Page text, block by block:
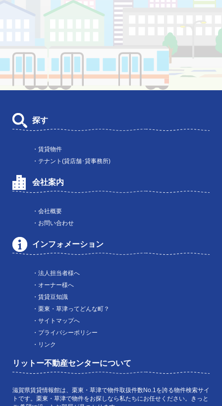
探す
・賃貸物件
・テナント(貸店舗･貸事務所)
会社案内
・会社概要
・お問い合わせ
インフォメーション
・法人担当者様へ
・オーナー様へ
・賃貸豆知識
・栗東・草津ってどんな町？
・サイトマップへ
・プライバシーポリシー
・リンク
リットー不動産センターについて
滋賀県賃貸情報館は、栗東・草津で物件取扱件数No.1を誇る物件検索サイ
トです。栗東・草津で物件をお探しなら私たちにお任せください。きっと